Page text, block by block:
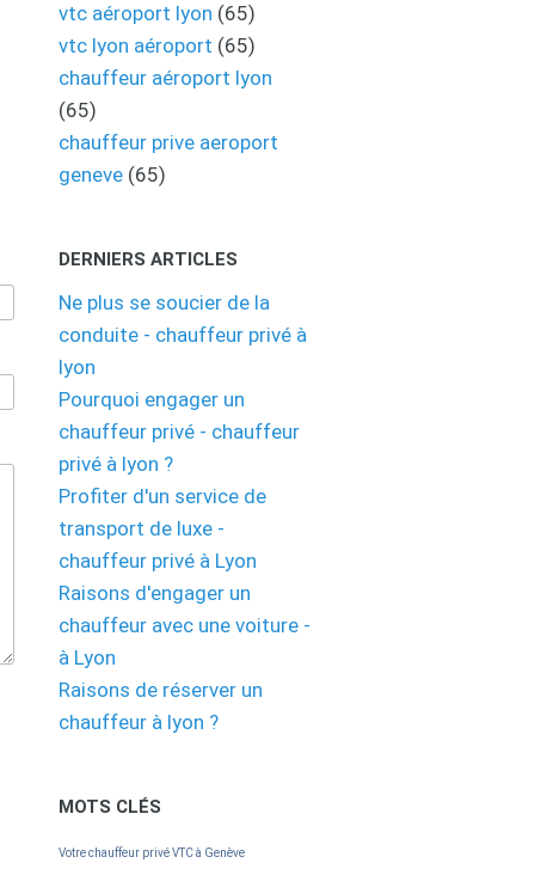
vtc aéroport lyon (65)
vtc lyon aéroport (65)
chauffeur aéroport lyon
(65)
chauffeur prive aeroport
geneve(65)
DERNIERS ARTICLES
Ne plus se soucier de la
conduite - chauffeur privé à
lyon
Pourquoi engager un
chauffeur privé - chauffeur
privé à lyon ?
Profiter d'un service de
transport de luxe -
chauffeur privé à Lyon
Raisons d'engager un
chauffeur avec une voiture -
à Lyon
Raisons de réserver un
chauffeur à lyon ?
MOTS CLÉS
Votre chauffeur privé VTC à Genève